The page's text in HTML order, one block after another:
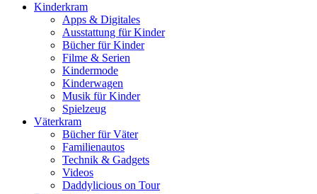
Kinderkram
Apps & Digitales
Ausstattung für Kinder
Bücher für Kinder
Filme & Serien
Kindermode
Kinderwagen
Musik für Kinder
Spielzeug
Väterkram
Bücher für Väter
Familienautos
Technik & Gadgets
Videos
Daddylicious on Tour